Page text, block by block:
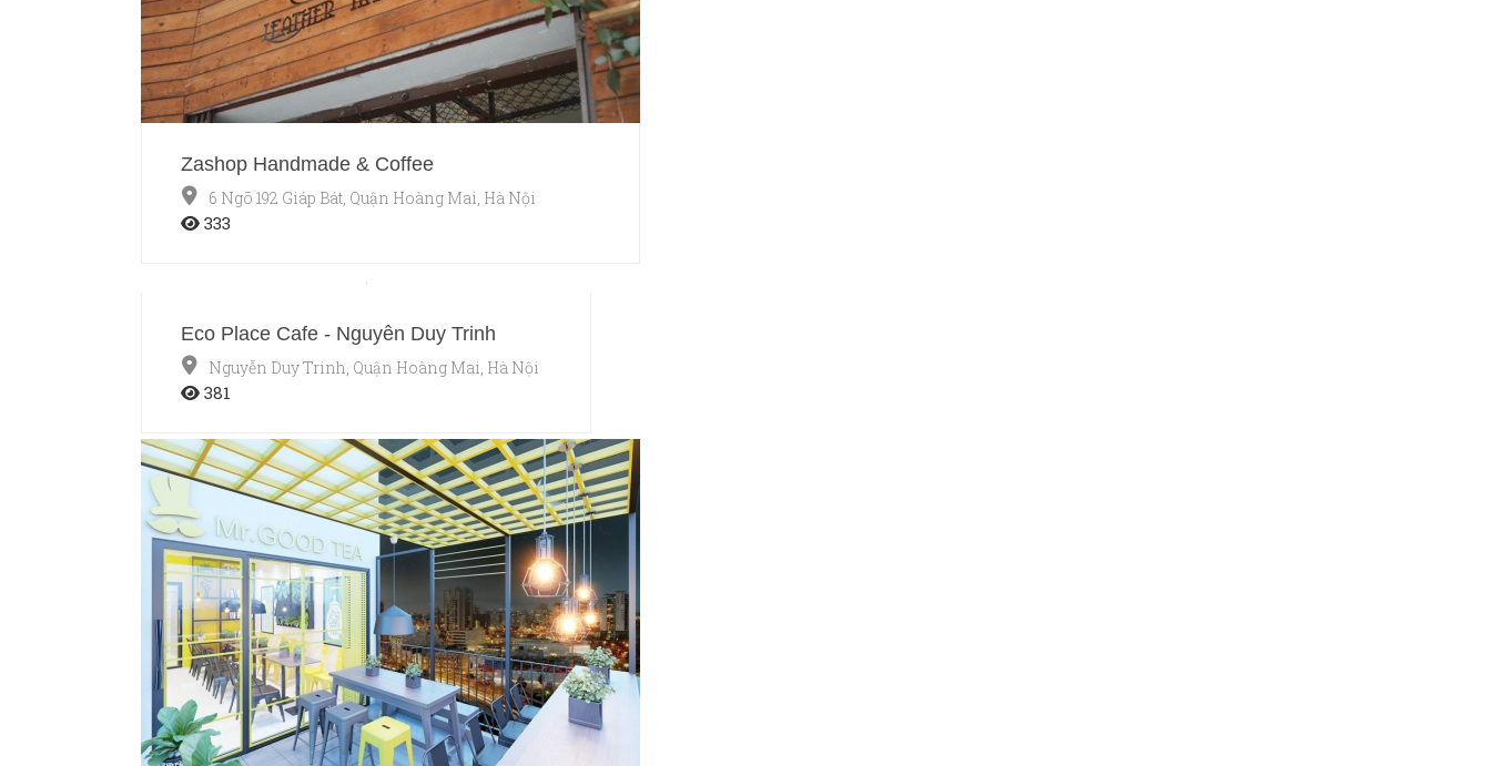
Zashop Handmade & Coffee
6 Ngõ 192 Giáp Bát, Quận Hoàng Mai, Hà Nội
333
Eco Place Cafe - Nguyễn Duy Trinh
Nguyễn Duy Trinh, Quận Hoàng Mai, Hà Nội
381